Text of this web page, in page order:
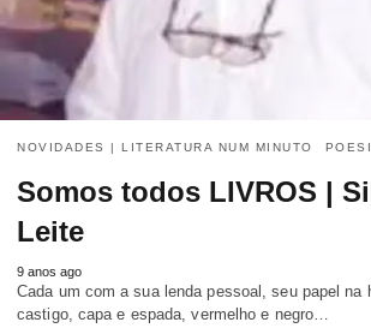
NOVIDADES | LITERATURA NUM MINUTO
Somos todos LIVROS |
Leite
9 anos ago
Cada um com a sua lenda pessoal, seu papel na
castigo, capa e espada, vermelho e negro…